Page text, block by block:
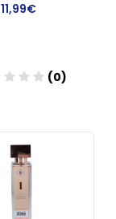
11,99€
(0)